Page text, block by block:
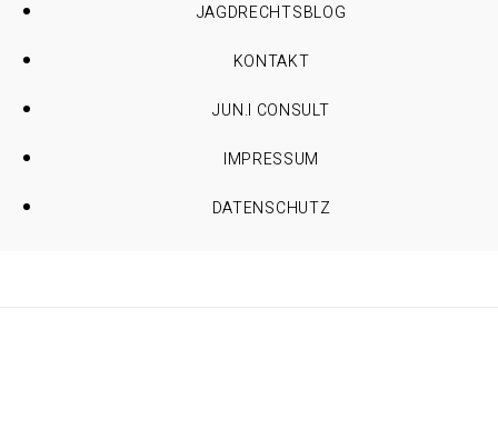
JAGDRECHTSBLOG
KONTAKT
JUN.I CONSULT
IMPRESSUM
DATENSCHUTZ